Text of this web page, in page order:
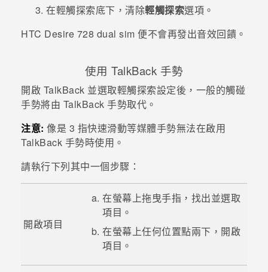
在輕觸探索底下，清除輕觸探索選項。
HTC Desire 728 dual sim 便不會再發出音效回饋。
使用 TalkBack 手勢
開啟 TalkBack 並選取輕觸探索設定後，一般的觸碰
手勢將由 TalkBack 手勢取代。
注意: 像是 3 指快速滑動等媒體手勢無法在啟用
TalkBack 手勢時使用。
請執行下列其中一個步驟：
開啟項目
在螢幕上拖曳手指，找出並選取
項目。
在螢幕上任何位置點兩下，開啟
項目。